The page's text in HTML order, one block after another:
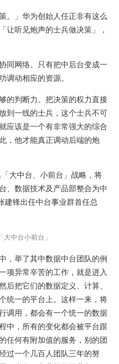
。」华为创始人任正非有这么
让听见炮声的士兵做决策」，
同网络。只有把中后台变成一
调动相应的资源。
的判断力。把决策的权力直接
到一线的士兵，这个士兵不可
应该是一个有非常强大的综合
，他才能真正调动后端的炮
大中台、小前台」战略，将
、数据技术及产品部整合为中
建锋出任中台事业群首任总
大中台小前台」
，举了其中数据中台团队的例
项异常辛苦的工作，就是进入
后把它们的数据定义、计算、
统一的平台上。这样一来，将
调用，都会有一个统一的数据
中，所有的变化都会被平台跟
任何有附加值的服务，别的团
过一个几百人团队三年的努